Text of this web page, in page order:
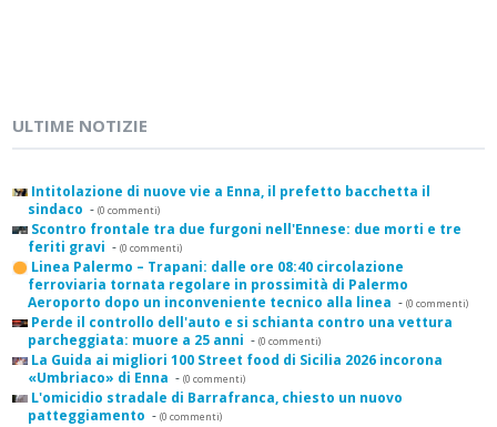
ULTIME NOTIZIE
Intitolazione di nuove vie a Enna, il prefetto bacchetta il
sindaco - (0 commenti)
Scontro frontale tra due furgoni nell'Ennese: due morti e tre
feriti gravi - (0 commenti)
Linea Palermo – Trapani: dalle ore 08:40 circolazione
ferroviaria tornata regolare in prossimità di Palermo
Aeroporto dopo un inconveniente tecnico alla linea - (0 commenti)
Perde il controllo dell'auto e si schianta contro una vettura
parcheggiata: muore a 25 anni - (0 commenti)
La Guida ai migliori 100 Street food di Sicilia 2026 incorona
«Umbriaco» di Enna - (0 commenti)
L'omicidio stradale di Barrafranca, chiesto un nuovo
patteggiamento - (0 commenti)